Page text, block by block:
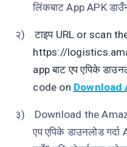
लिंकबाटApp APK
२) टाइप URL or scan
https://
appबाट एप एपिके
code on Download
३) Download the
एप एपिके डाउनलोड गर्दा